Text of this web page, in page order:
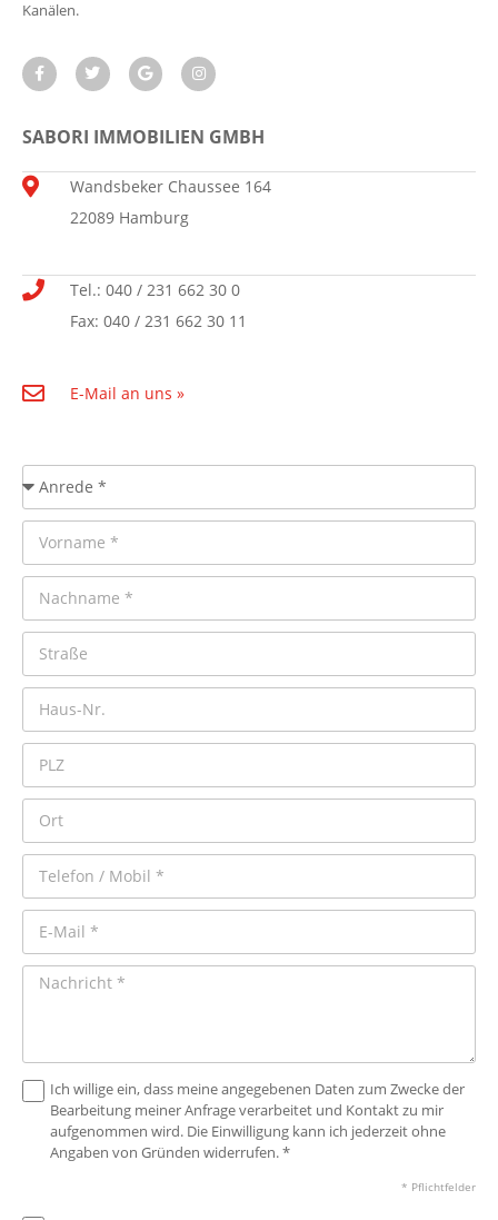
Kanälen.
SABORI IMMOBILIEN GMBH
Wandsbeker Chaussee 164
22089 Hamburg
Tel.: 040 / 231 662 30 0
Fax: 040 / 231 662 30 11
E-Mail an uns »
Ich willige ein, dass meine angegebenen Daten zum Zwecke der
Bearbeitung meiner Anfrage verarbeitet und Kontakt zu mir
aufgenommen wird. Die Einwilligung kann ich jederzeit ohne
Angaben von Gründen widerrufen. *
* Pflichtfelder